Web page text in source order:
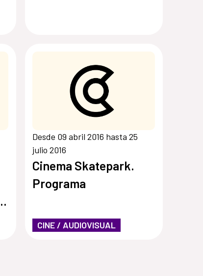
Desde 09 abril 2016 hasta 25
julio 2016
Cinema Skatepark.
Programa
CINE / AUDIOVISUAL